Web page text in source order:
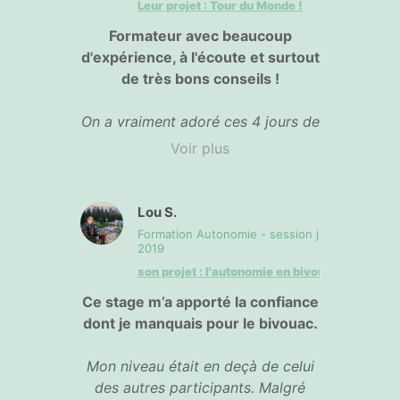
grand merci pour m’avoir encore
plus
donner goût à la randonnée
en montagne
Leur projet : Tour du Monde !
Formateur avec beaucoup
d'expérience, à l'écoute et surtout
de très bons conseils !
On a vraiment adoré ces 4 jours de
stage. On est très content d'avoir
questions, d'enlever des doutes,
de faire tomber certaines barrières
sur la rando sur plusieurs jours
avec nuits en bivouac ! Nous nous
sentons désormais beaucoupplus
en confiance concernant nos
prochains bivouacs et notre
voyage futur ! Matthieu a su nous
transmettre son amour de la
Voir plus
Lou S.
Formation Autonomie - session juin
2019
son projet : l'autonomie en bivouac !
Ce stage m’a apporté la confiance
dont je manquais pour le bivouac.
Mon niveau était en deçà de celui
des autres participants. Malgré